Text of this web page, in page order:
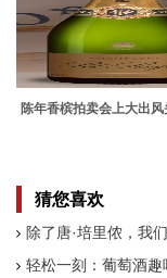
陈年香槟拍卖会上大出
猜您喜欢
除了唐·培里侬，我
轻松一刻：葡萄酒趣